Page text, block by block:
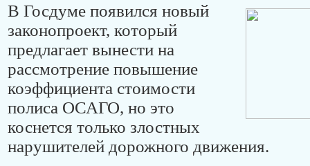
В Госдуме появился новый
законопроект, который
предлагает вынести на
рассмотрение повышение
коэффициента стоимости
полиса ОСАГО, но это
коснется только злостных
нарушителей дорожного движения.